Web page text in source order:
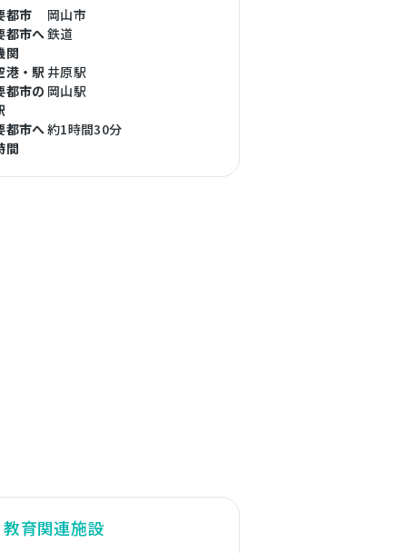
都市
岡山市
都市へ
関
鉄道
港・駅井原駅
都市の 岡山駅
都市へ
間
約1時間30分
育関連施設